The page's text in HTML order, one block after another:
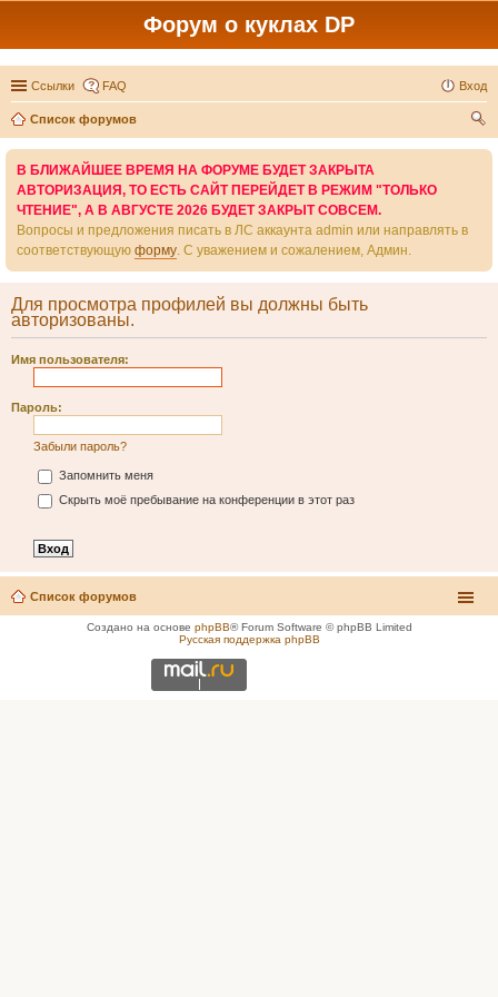
Форум о куклах DP
Ссылки FAQ Вход
Список форумов
В БЛИЖАЙШЕЕ ВРЕМЯ НА ФОРУМЕ БУДЕТ ЗАКРЫТА
АВТОРИЗАЦИЯ, ТО ЕСТЬ САЙТ ПЕРЕЙДЕТ В РЕЖИМ "ТОЛЬКО
ЧТЕНИЕ", А В АВГУСТЕ 2026 БУДЕТ ЗАКРЫТ СОВСЕМ.
Вопросы и предложения писать в ЛС аккаунта admin или направлять в
соответствующую форму. С уважением и сожалением, Админ.
Для просмотра профилей вы должны быть
авторизованы.
Имя пользователя:
Пароль:
Забыли пароль?
Запомнить меня
Скрыть моё пребывание на конференции в этот раз
Список форумов
Создано на основе phpBB® Forum Software © phpBB Limited
Русская поддержка phpBB